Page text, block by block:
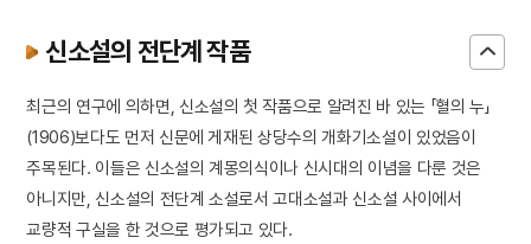
신소설의 전단계 작품
최근의 연구에 의하면, 신소설의 첫 작품으로 알려진 바 있는 「혈의 누」
(1906)보다도 먼저 신문에 게재된 상당수의 개화기소설이 있었음이
주목된다. 이들은 신소설의 계몽의식이나 신시대의 이념을 다룬 것은
아니지만, 신소설의 전단계 소설로서 고대소설과 신소설 사이에서
교량적 구실을 한 것으로 평가되고 있다.